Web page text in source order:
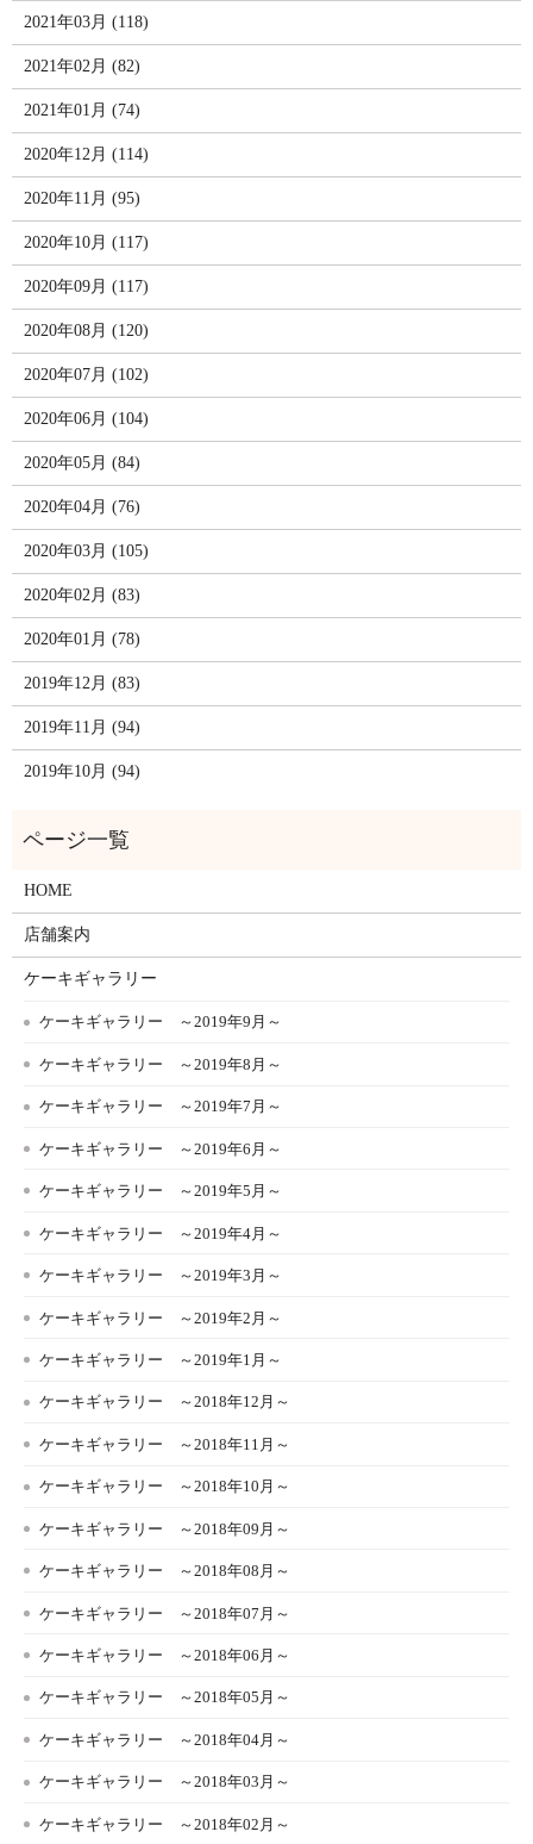
2021年03月 (118)
2021年02月 (82)
2021年01月 (74)
2020年12月 (114)
2020年11月 (95)
2020年10月 (117)
2020年09月 (117)
2020年08月 (120)
2020年07月 (102)
2020年06月 (104)
2020年05月 (84)
2020年04月 (76)
2020年03月 (105)
2020年02月 (83)
2020年01月 (78)
2019年12月 (83)
2019年11月 (94)
2019年10月 (94)
HOME
店舗案内
ケーキギャラリー
ケーキギャラリー ～2019年9月～
ケーキギャラリー ～2019年8月～
ケーキギャラリー ～2019年7月～
ケーキギャラリー ～2019年6月～
ケーキギャラリー ～2019年5月～
ケーキギャラリー ～2019年4月～
ケーキギャラリー ～2019年3月～
ケーキギャラリー ～2019年2月～
ケーキギャラリー ～2019年1月～
ケーキギャラリー ～2018年12月～
ケーキギャラリー ～2018年11月～
ケーキギャラリー ～2018年10月～
ケーキギャラリー ～2018年09月～
ケーキギャラリー ～2018年08月～
ケーキギャラリー ～2018年07月～
ケーキギャラリー ～2018年06月～
ケーキギャラリー ～2018年05月～
ケーキギャラリー ～2018年04月～
ケーキギャラリー ～2018年03月～
ケーキギャラリー ～2018年02月～